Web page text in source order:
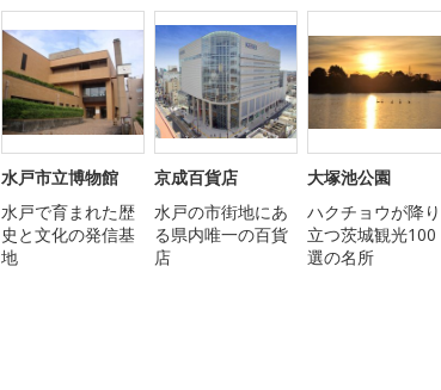
水戸市立博物館
水戸で育まれた歴
史と文化の発信基
地
京成百貨店
水戸の市街地にあ
る県内唯一の百貨
店
大塚池公園
ハクチョウが降り
立つ茨城観光100
選の名所